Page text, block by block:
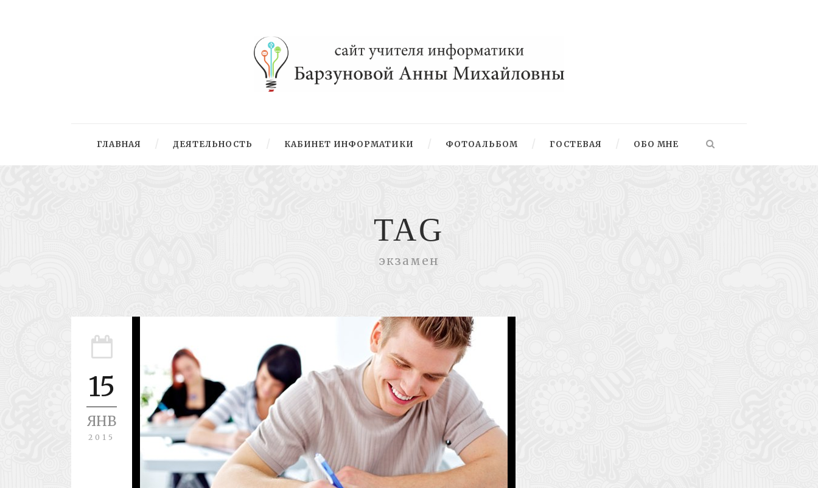
ГЛАВНАЯ ДЕЯТЕЛЬНОСТЬ КАБИНЕТ ИНФОРМАТИКИ ФОТОАЛЬБОМ ГОСТЕВАЯ ОБО МНЕ
TAG
экзамен
15
ЯНВ
2015